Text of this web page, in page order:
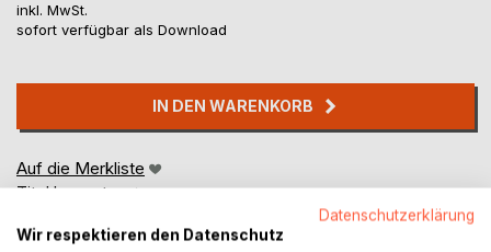
inkl. MwSt.
sofort verfügbar als Download
IN DEN WARENKORB
Auf die Merkliste
Titel bewerten
Datenschutzerklärung
Wir respektieren den Datenschutz